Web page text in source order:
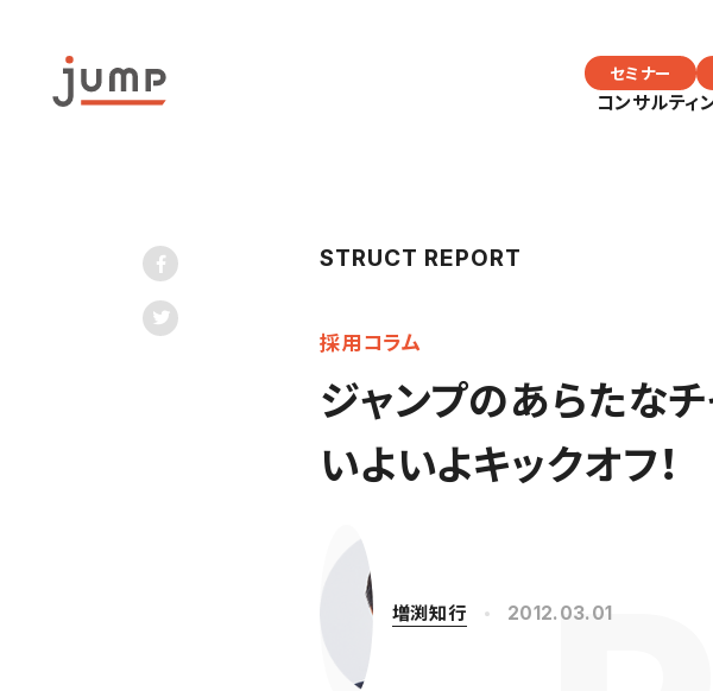
コンサルティ
セミナー
STRUCT REPORT
採用コラム
ジャンプのあらたなチ
いよいよキックオフ！
増渕知行 2012.03.01